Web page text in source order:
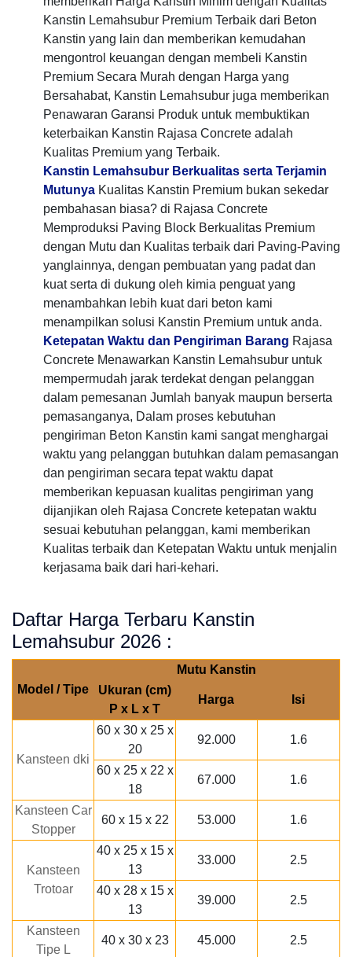
Kanstin Lemahsubur Premium Terbaik dari Beton
Kanstin yang lain dan memberikan kemudahan
mengontrol keuangan dengan membeli Kanstin
Premium Secara Murah dengan Harga yang
Bersahabat, Kanstin Lemahsubur juga memberikan
Penawaran Garansi Produk untuk membuktikan
keterbaikan Kanstin Rajasa Concrete adalah
Kualitas Premium yang Terbaik.
Kanstin Lemahsubur Berkualitas serta Terjamin
Mutunya Kualitas Kanstin Premium bukan sekedar
pembahasan biasa? di Rajasa Concrete
Memproduksi Paving Block Berkualitas Premium
dengan Mutu dan Kualitas terbaik dari Paving-Paving
yanglainnya, dengan pembuatan yang padat dan
kuat serta di dukung oleh kimia penguat yang
menambahkan lebih kuat dari beton kami
menampilkan solusi Kanstin Premium untuk anda.
Ketepatan Waktu dan Pengiriman Barang Rajasa
Concrete Menawarkan Kanstin Lemahsubur untuk
mempermudah jarak terdekat dengan pelanggan
dalam pemesanan Jumlah banyak maupun berserta
pemasanganya, Dalam proses kebutuhan
pengiriman Beton Kanstin kami sangat menghargai
waktu yang pelanggan butuhkan dalam pemasangan
dan pengiriman secara tepat waktu dapat
memberikan kepuasan kualitas pengiriman yang
dijanjikan oleh Rajasa Concrete ketepatan waktu
sesuai kebutuhan pelanggan, kami memberikan
Kualitas terbaik dan Ketepatan Waktu untuk menjalin
kerjasama baik dari hari-kehari.
Daftar Harga Terbaru Kanstin
Lemahsubur 2026 :
Model / Tipe
Mutu Kanstin
Ukuran (cm)
P x L x T
Harga Isi
Kansteen dki
60 x 30 x 25 x
20
92.000 1.6
60 x 25 x 22 x
18
67.000 1.6
Kansteen Car
Stopper
60 x 15 x 22 53.000 1.6
Kansteen
Trotoar
40 x 25 x 15 x
13
33.000 2.5
40 x 28 x 15 x
13
39.000 2.5
Kansteen
Tipe L
40 x 30 x 23 45.000 2.5